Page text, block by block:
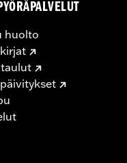
huolto